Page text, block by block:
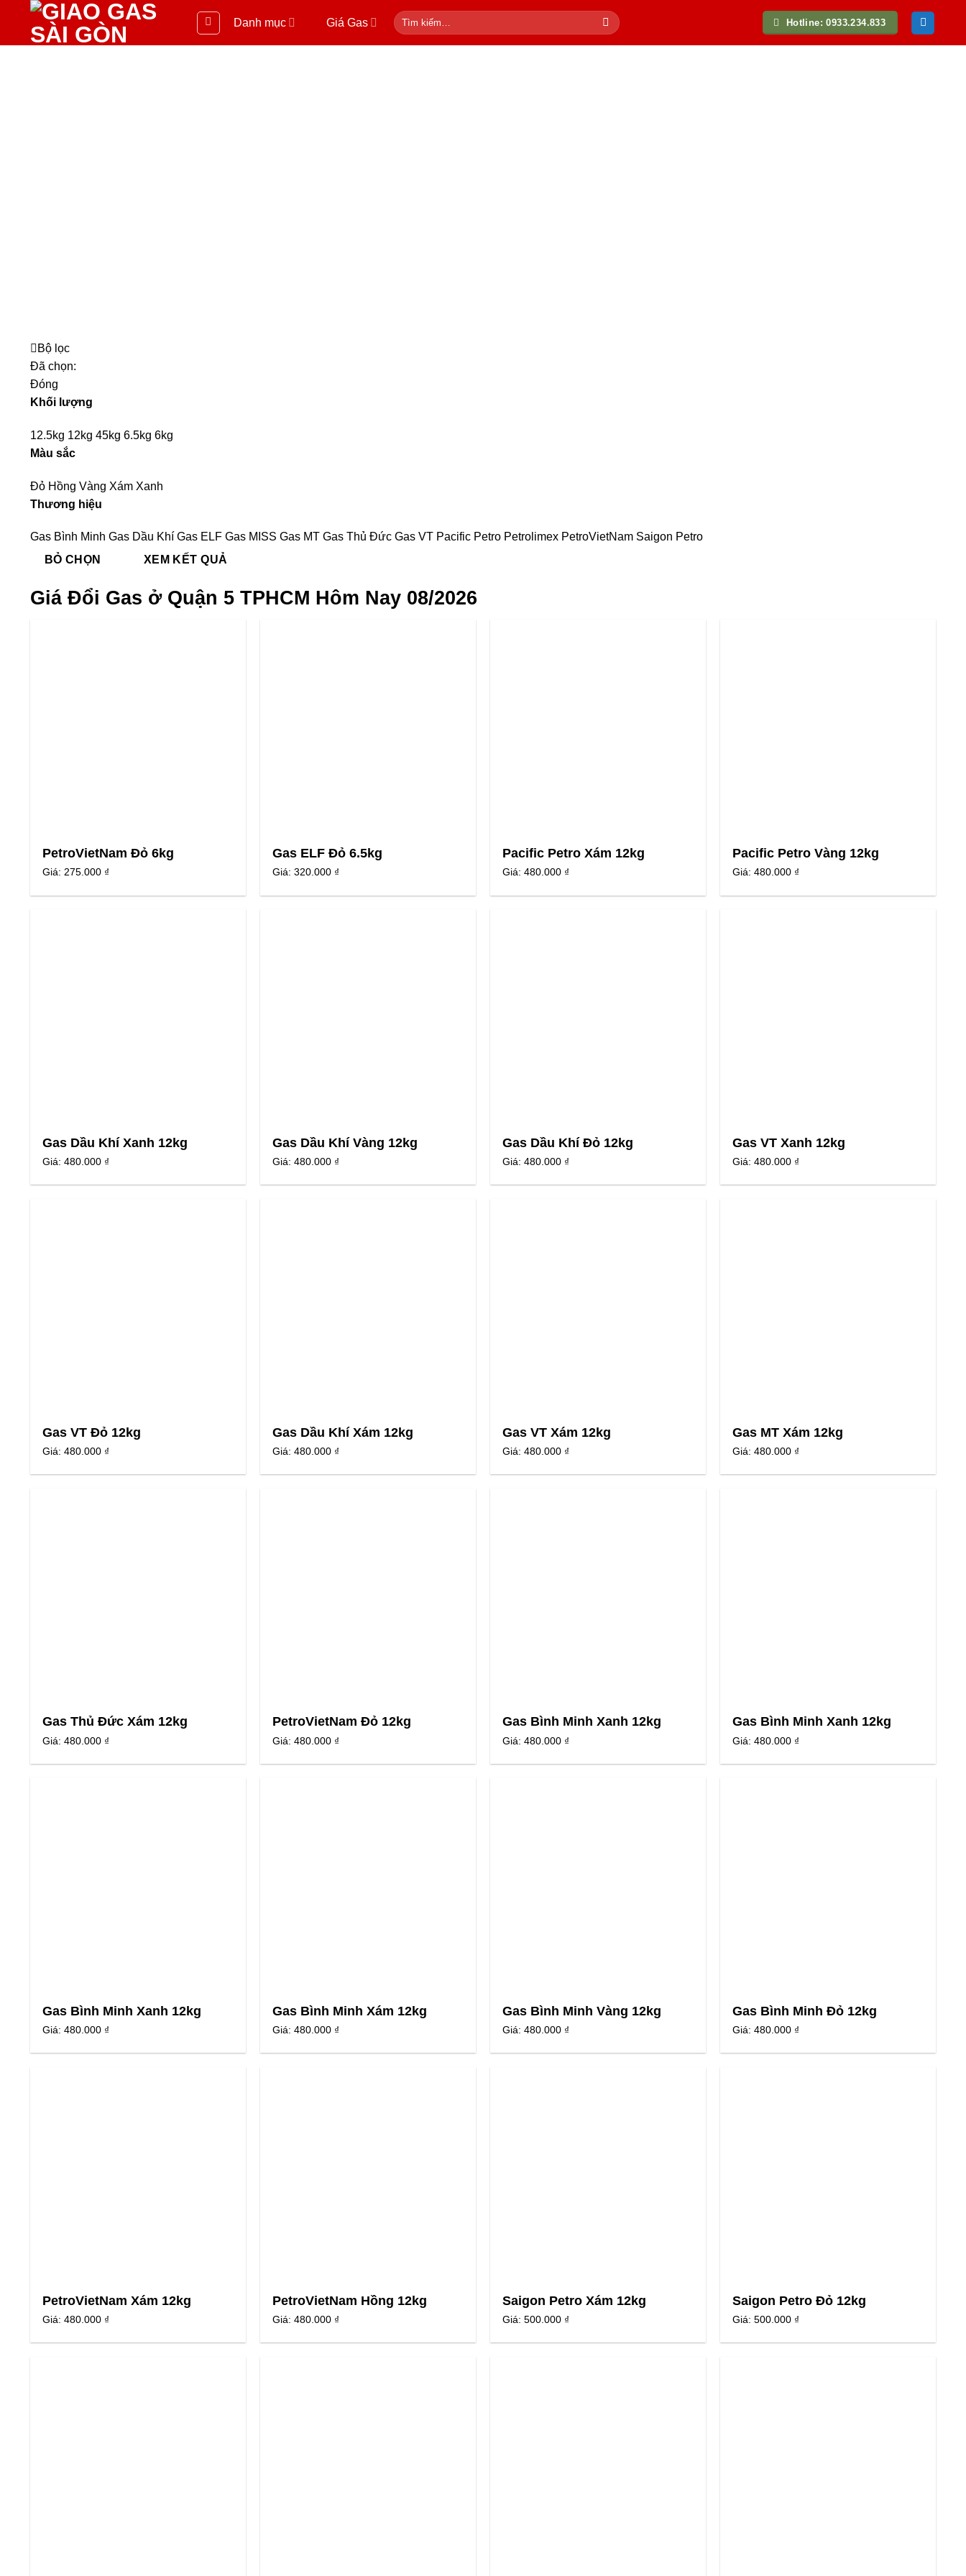
Danh mục Giá Gas
Tìm
kiếm:
Hotline: 0933.234.833
Bộ lọc
Đã chọn:
Đóng
Khối lượng
12.5kg 12kg 45kg 6.5kg 6kg
Màu sắc
Đỏ Hồng Vàng Xám Xanh
Thương hiệu
Gas Bình Minh Gas Dầu Khí Gas ELF Gas MISS Gas MT Gas Thủ Đức Gas VT Pacific Petro Petrolimex PetroVietNam Saigon Petro
BỎ CHỌN
XEM KẾT QUẢ
Giá Đổi Gas ở Quận 5 TPHCM Hôm Nay 08/2026
PetroVietNam Đỏ 6kg
Giá:275.000 ₫
Gas ELF Đỏ 6.5kg
Giá:320.000 ₫
Pacific Petro Xám 12kg
Giá:480.000 ₫
Pacific Petro Vàng 12kg
Giá:480.000 ₫
Gas Dầu Khí Xanh 12kg
Giá:480.000 ₫
Gas Dầu Khí Vàng 12kg
Giá:480.000 ₫
Gas Dầu Khí Đỏ 12kg
Giá:480.000 ₫
Gas VT Xanh 12kg
Giá:480.000 ₫
Gas VT Đỏ 12kg
Giá:480.000 ₫
Gas Dầu Khí Xám 12kg
Giá:480.000 ₫
Gas VT Xám 12kg
Giá:480.000 ₫
Gas MT Xám 12kg
Giá:480.000 ₫
Gas Thủ Đức Xám 12kg
Giá:480.000 ₫
PetroVietNam Đỏ 12kg
Giá:480.000 ₫
Gas Bình Minh Xanh 12kg
Giá:480.000 ₫
Gas Bình Minh Xanh 12kg
Giá:480.000 ₫
Gas Bình Minh Xanh 12kg
Giá:480.000 ₫
Gas Bình Minh Xám 12kg
Giá:480.000 ₫
Gas Bình Minh Vàng 12kg
Giá:480.000 ₫
Gas Bình Minh Đỏ 12kg
Giá:480.000 ₫
PetroVietNam Xám 12kg
Giá:480.000 ₫
PetroVietNam Hồng 12kg
Giá:480.000 ₫
Saigon Petro Xám 12kg
Giá:500.000 ₫
Saigon Petro Đỏ 12kg
Giá:500.000 ₫